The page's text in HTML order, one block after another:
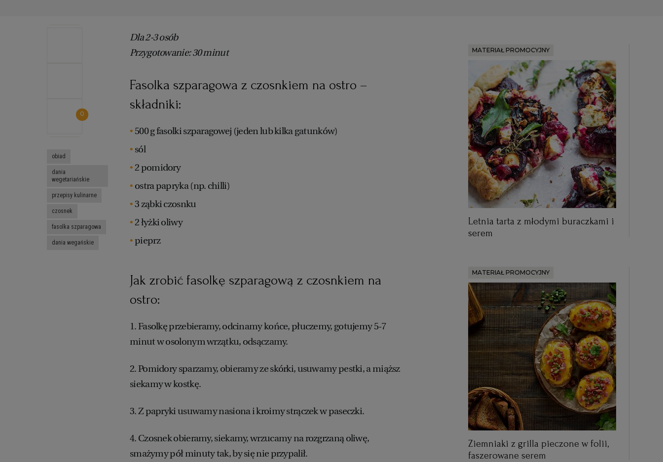
Dla 2-3 osób
Przygotowanie: 30 minut
Fasolka szparagowa z czosnkiem na ostro –
składniki:
500 g fasolki szparagowej (jeden lub kilka gatunków)
sól
2 pomidory
ostra papryka (np. chilli)
3 ząbki czosnku
2 łyżki oliwy
pieprz
Jak zrobić fasolkę szparagową z czosnkiem na
ostro:
1. Fasolkę przebieramy, odcinamy końce, płuczemy, gotujemy 5-7
minut w osolonym wrzątku, odsączamy.
2. Pomidory sparzamy, obieramy ze skórki, usuwamy pestki, a miąższ
siekamy w kostkę.
3. Z papryki usuwamy nasiona i kroimy strączek w paseczki.
4. Czosnek obieramy, siekamy, wrzucamy na rozgrzaną oliwę,
smażymy pół minuty tak, by się nie przypalił.
0
obiad
dania
wegetariańskie
przepisy kulinarne
czosnek
fasolka szparagowa
dania wegańskie
MATERIAŁ PROMOCYJNY
Letnia tarta z młodymi buraczkami i
serem
MATERIAŁ PROMOCYJNY
Ziemniaki z grilla pieczone w folii,
faszerowane serem